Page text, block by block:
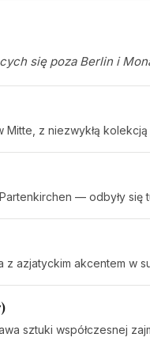
się poza Berlin i
z niezwykłą
— odbyły się
azjatyckim akcentem w
sztuki współczesnej